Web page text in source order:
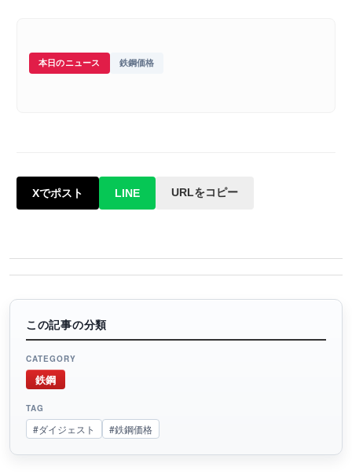
本日のニュース 鉄鋼価格
Xでポスト LINE URLをコピー
この記事の分類
CATEGORY
鉄鋼
TAG
#ダイジェスト #鉄鋼価格